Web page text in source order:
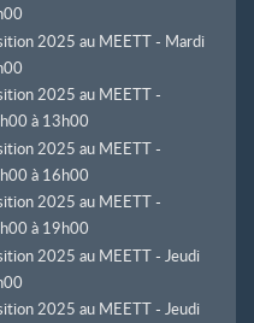
2025 au MEETT - Mardi
2025 au MEETT -
à 13h00
2025 au MEETT -
à 16h00
2025 au MEETT -
à 19h00
2025 au MEETT - Jeudi
2025 au MEETT - Jeudi